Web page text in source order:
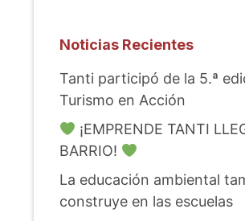
Noticias Recientes
Tanti participó de la 5.ª
Turismo en Acción
¡EMPRENDE TANTI
BARRIO!
La educación ambiental
construye en las escuelas